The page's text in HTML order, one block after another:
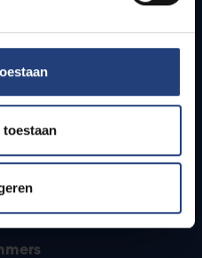
toestaan
scholen